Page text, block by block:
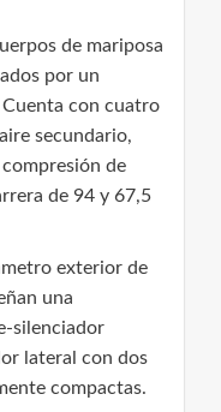
de mariposa
por un
con cuatro
secundario,
de
de 94 y 67,5
exterior de
una
silenciador
lateral con dos
compactas.